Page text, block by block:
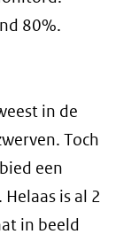
80%.
in de
Toch
een
is al 2
in beeld